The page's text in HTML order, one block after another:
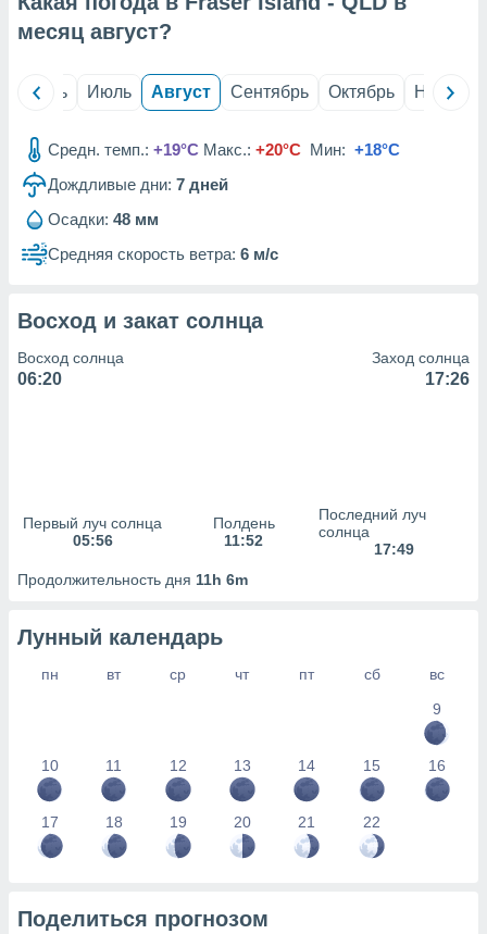
из
данных
наших 1199
месяц август?
Июнь Июль Август Сентябрь Октябрь Ноябрь
Средн. темп.: +19°C Макс.: +20°C Мин: +18°C
Дождливые дни: 7 дней
Осадки: 48 мм
Средняя скорость ветра: 6 м/с
Восход и закат солнца
Восход солнца
06:20
Заход солнца
17:26
Первый луч солнца
05:56
Полдень
11:52
Последний луч
солнца
17:49
Продолжительность дня 11h 6m
Лунный календарь
пн вт ср чт пт сб
вс
9
10 11 12 13 14 15 16
17 18 19 20 21 22
Поделиться прогнозом